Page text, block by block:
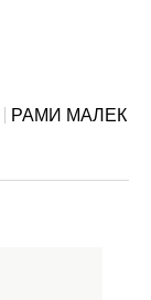
РАМИ МАЛЕК